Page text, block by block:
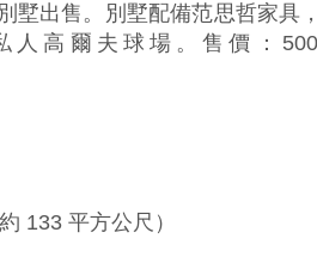
墅出售。別墅配備范思哲家具
人高爾夫球場。售價：
133 平方公尺）